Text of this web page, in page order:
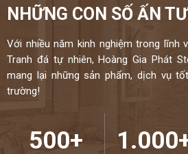
NHỮNG CON SỐ ẤN
Với nhiều năm kinh nghiệm trong lĩnh
Tranh đá tự nhiên, Hoàng Gia Phát
mang lại những sản phẩm, dịch vụ
trường!
500+